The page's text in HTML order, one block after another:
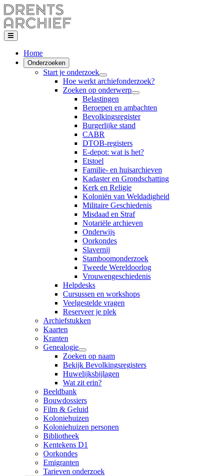
Home
Onderzoeken
Start je onderzoek
Hoe werkt archiefonderzoek?
Zoeken op onderwerp
Belastingen
Beroepen en ambachten
Bevolkingsregister
Burgerlijke stand
CABR
DTOB-registers
E-depot: wat is het?
Etstoel
Familie- en huisarchieven
Kadaster en Grondschatting
Kerk en Religie
Koloniën van Weldadigheid
Militaire Geschiedenis
Misdaad en Straf
Notariële archieven
Onderwijs
Oorkondes
Slavernij
Stamboomonderzoek
Tweede Wereldoorlog
Vrouwengeschiedenis
Helpdesks
Cursussen en workshops
Veelgestelde vragen
Reserveer je plek
Archiefstukken
Kaarten
Kranten
Genealogie
Zoeken op naam
Bekijk Bevolkingsregisters
Huwelijksbijlagen
Wat zit erin?
Beeldbank
Bouwdossiers
Film & Geluid
Koloniehuizen
Koloniehuizen personen
Bibliotheek
Kentekens D1
Oorkondes
Emigranten
Tarieven onderzoek